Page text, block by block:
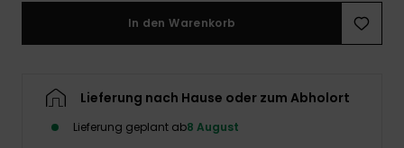
In den Warenkorb
Lieferung nach Hause oder zum Abholort
Lieferung geplant ab8 August